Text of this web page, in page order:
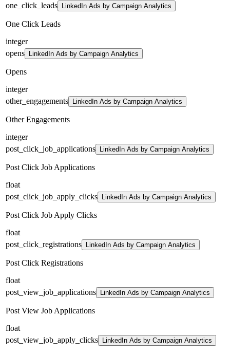
one_click_leads
LinkedIn Ads by Campaign Analytics
One Click Leads
integer
opens
LinkedIn Ads by Campaign Analytics
Opens
integer
other_engagements
LinkedIn Ads by Campaign Analytics
Other Engagements
integer
post_click_job_applications
LinkedIn Ads by Campaign Analytics
Post Click Job Applications
float
post_click_job_apply_clicks
LinkedIn Ads by Campaign Analytics
Post Click Job Apply Clicks
float
post_click_registrations
LinkedIn Ads by Campaign Analytics
Post Click Registrations
float
post_view_job_applications
LinkedIn Ads by Campaign Analytics
Post View Job Applications
float
post_view_job_apply_clicks
LinkedIn Ads by Campaign Analytics